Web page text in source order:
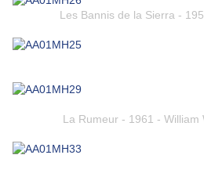
Les Bannis de la Sierra - 1952
La Rumeur - 1961 - William